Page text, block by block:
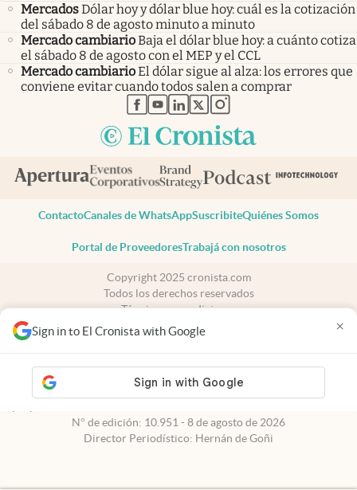
Sign in to El Cronista with Google ×
MercadosDólar hoy y dólar blue hoy: cuál es la cotización
del sábado 8 de agosto minuto a minuto
Mercado cambiarioBaja el dólar blue hoy: a cuánto cotiza
el sábado 8 de agosto con el MEP y el CCL
Mercado cambiarioEl dólar sigue al alza: los errores que
conviene evitar cuando todos salen a comprar
abre en nueva pestaña
abre en nueva pestaña
abre en nueva pestaña
abre en nueva pestaña
abre en nueva pestaña
ContactoCanales de WhatsAppSuscribiteQuiénes Somos
Portal de ProveedoresTrabajá con nosotros
Copyright 2025 cronista.com
Todos los derechos reservados
Términos y condiciones
Privacidad
Consentimiento
cronista.com
es propiedad de El Cronista Comercial S.A Registro de
N° de edición: 10.951 - 8 de agosto de 2026
Director Periodístico: Hernán de Goñi